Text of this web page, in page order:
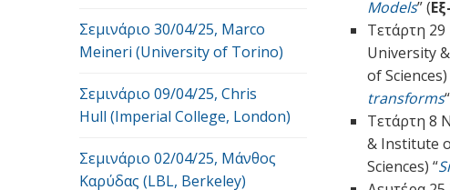
Σεμινάριο 30/04/25, Marco
Meineri (University of Torino)
Σεμινάριο 09/04/25, Chris
Hull (Imperial College, London)
Σεμινάριο 02/04/25, Μάνθος
Καρύδας (LBL, Berkeley)
Models” (
Τετάρτη
University
of Sciences)
transforms“
Τετάρτη 8
& Institute
Sciences) “